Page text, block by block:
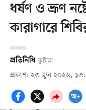
ধর্ষণ ও ভ্রূণ
কারাগারে
প্রতিনিধি কুমিল্লা
প্রকাশ: ২৩ জুন ২০২৬,